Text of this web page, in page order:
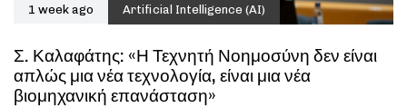
1 week ago Artificial Intelligence (AI)
Σ. Καλαφάτης: «Η Τεχνητή Νοημοσύνη δεν είναι
απλώς μια νέα τεχνολογία, είναι μια νέα
βιομηχανική επανάσταση»